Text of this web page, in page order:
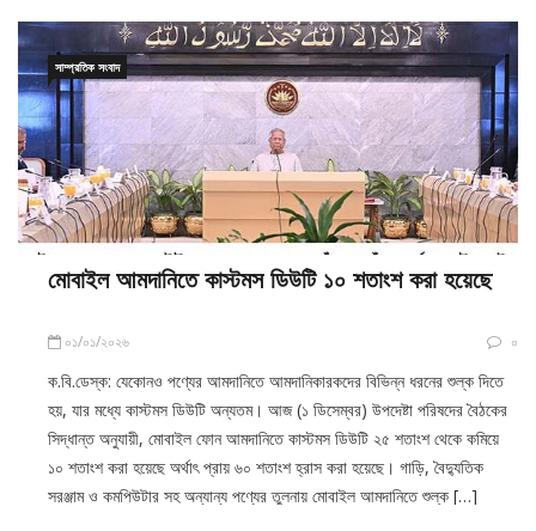
সাম্প্রতিক সংবাদ
মোবাইল আমদানিতে কাস্টমস ডিউটি ১০ শতাংশ করা হয়েছে
০১/০১/২০২৬ ০
ক.বি.ডেস্ক: যেকোনও পণ্যের আমদানিতে আমদানিকারকদের বিভিন্ন ধরনের শুল্ক দিতে
হয়, যার মধ্যে কাস্টমস ডিউটি অন্যতম। আজ (১ ডিসেম্বর) উপদেষ্টা পরিষদের বৈঠকের
সিদ্ধান্ত অনুযায়ী, মোবাইল ফোন আমদানিতে কাস্টমস ডিউটি ২৫ শতাংশ থেকে কমিয়ে
১০ শতাংশ করা হয়েছে অর্থাৎ প্রায় ৬০ শতাংশ হ্রাস করা হয়েছে। গাড়ি, বৈদ্যুতিক
সরঞ্জাম ও কমপিউটার সহ অন্যান্য পণ্যের তুলনায় মোবাইল আমদানিতে শুল্ক […]